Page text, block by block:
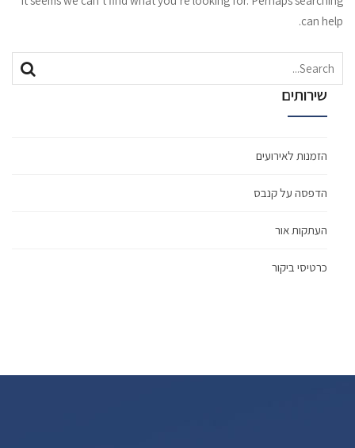
can help.
Search
for:
Search
שירותים
הזמנות לאירועים
הדפסה על קנבס
העתקות אור
כרטיסי ביקור